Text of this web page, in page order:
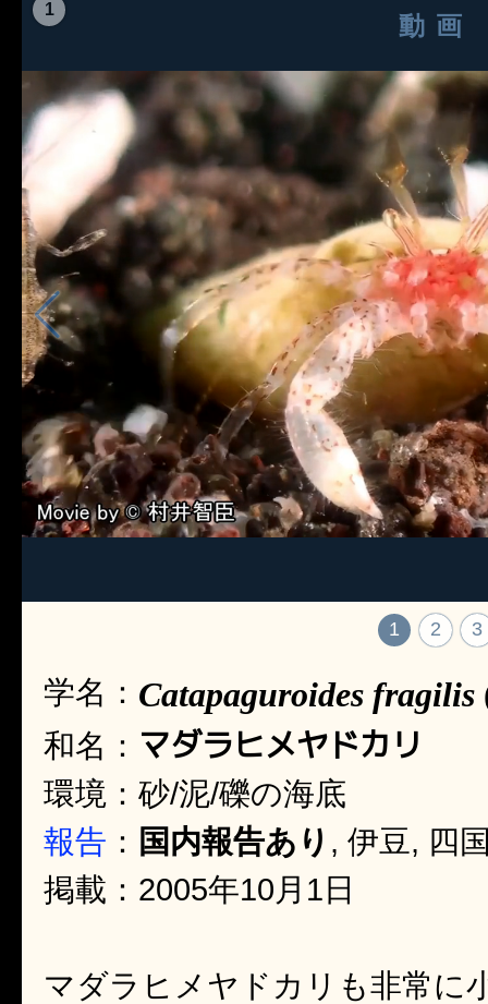
1
動画
1 2 3
学名： Catapaguroides fragilis
和名： マダラヒメヤドカリ
環境：砂/泥/礫の海底
報告 ： 国内報告あり , 伊豆, 四
掲載：2005年10月1日
マダラヒメヤドカリも非常に